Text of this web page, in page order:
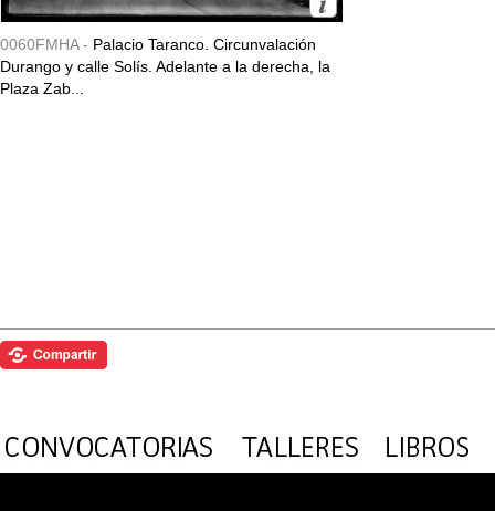
0060FMHA - Palacio Taranco. Circunvalación
Durango y calle Solís. Adelante a la derecha, la
Plaza Zab...